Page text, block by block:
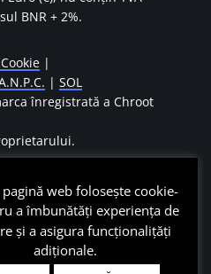
BNR + 2%.
|
| SOL
înregistrată a Chroot
pagină web folosește cookie-
a îmbunătăți experiența de
și a asigura funcționalițăți
adiționale.